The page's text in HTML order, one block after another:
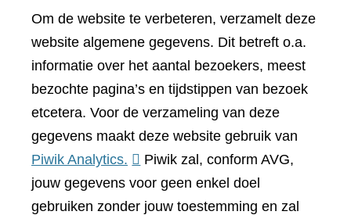
Om de website te verbeteren, verzamelt deze
website algemene gegevens. Dit betreft o.a.
informatie over het aantal bezoekers, meest
bezochte pagina’s en tijdstippen van bezoek
etcetera. Voor de verzameling van deze
gegevens maakt deze website gebruik van
Piwik Analytics. (verwijst
naar
een
Piwik zal, conform AVG,
jouw gegevens voor geen enkel doel
gebruiken zonder jouw toestemming en zal